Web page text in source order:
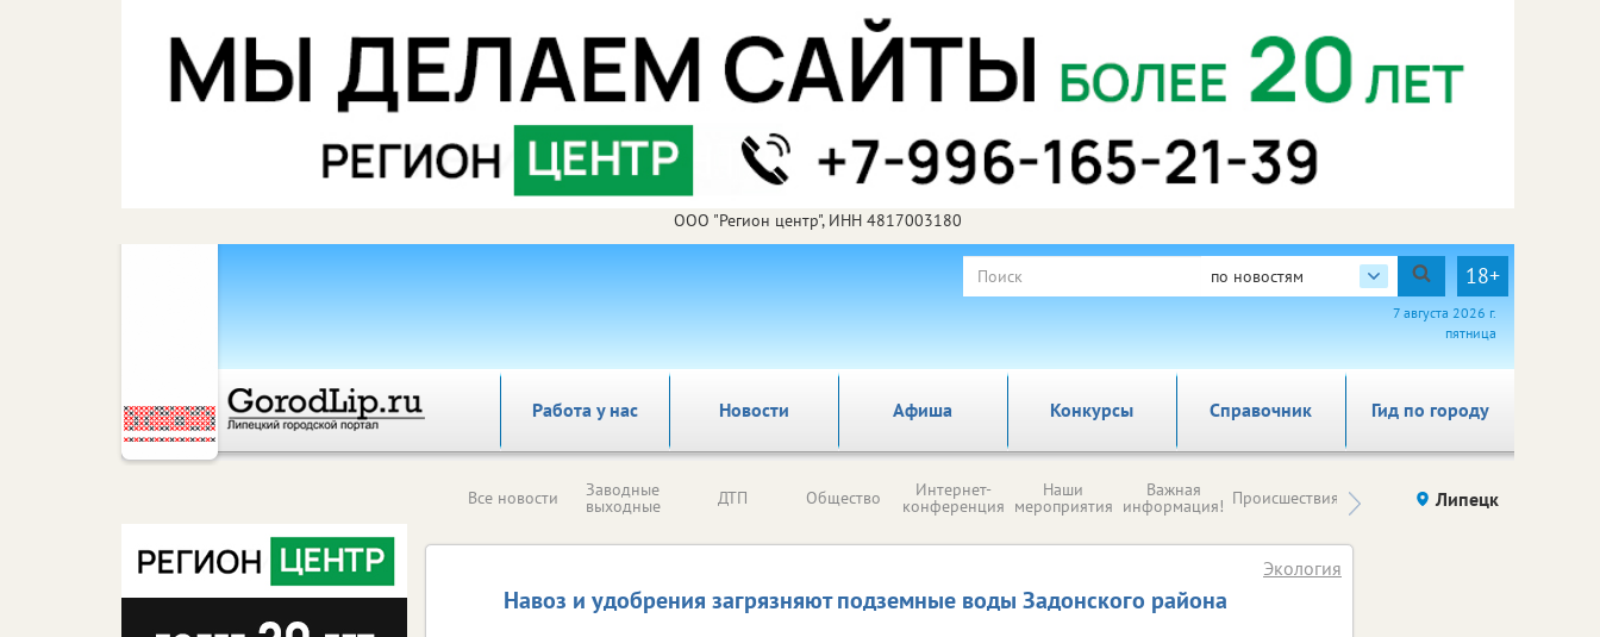
ООО "Регион центр", ИНН 4817003180
по новостям 18+
7 августа 2026 г.
пятница
Работа у нас Новости Афиша Справочник Гид по городу
Конкурсы
Все новости Заводные
выходные ДТП Общество Интернет-
конференция
Наши
мероприятия
Важная
информация! Происшествия Здоровье компаний (на
правах
Липецк
Навоз и удобрения загрязняют подземные воды Задонского района
Экология